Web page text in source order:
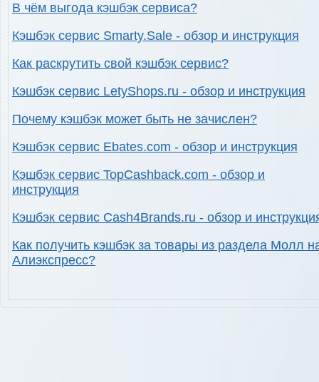
В чём выгода кэшбэк сервиса?
Кэшбэк сервис Smarty.Sale - обзор и инструкция
Как раскрутить свой кэшбэк сервис?
Кэшбэк сервис LetyShops.ru - обзор и инструкция
Почему кэшбэк может быть не зачислен?
Кэшбэк сервис Ebates.com - обзор и инструкция
Кэшбэк сервис TopCashback.com - обзор и
инструкция
Кэшбэк сервис Cash4Brands.ru - обзор и
Как получить кэшбэк за товары из раздела Молл
Алиэкспресс?